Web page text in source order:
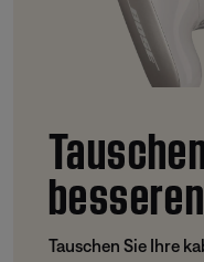
Tauschen Sie Ihre